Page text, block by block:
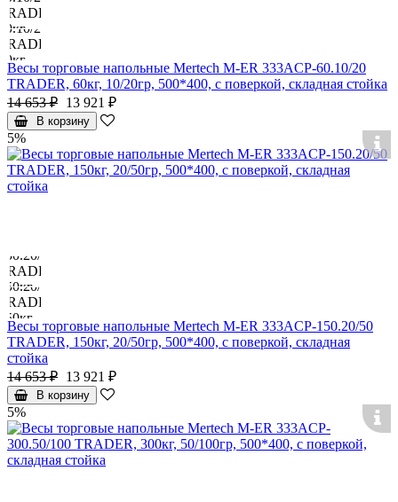
Весы торговые напольные Mertech M-ER 333ACP-60.10/20
TRADER, 60кг, 10/20гр, 500*400, с поверкой, складная стойка
14 653 ₽ 13 921 ₽
В корзину
5%
Весы торговые напольные Mertech M-ER 333ACP-150.20/50
TRADER, 150кг, 20/50гр, 500*400, с поверкой, складная
стойка
14 653 ₽ 13 921 ₽
В корзину
5%